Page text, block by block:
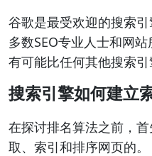
谷歌是最受欢迎的搜索
多数SEO专业人士和网
有可能比任何其他搜索引
搜索引擎如何建立
在探讨排名算法之前，
取、索引和排序网页的。